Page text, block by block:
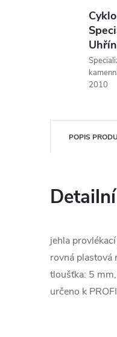
2010
POPIS
jehla
rovná plastová
tloušťka: 5
určeno k